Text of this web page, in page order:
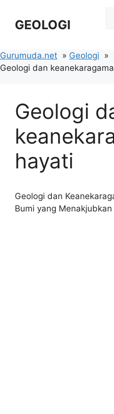
GEOLOGI
Gurumuda.net
Geologi
Geologi dan
Geologi
hayati
Geologi dan
Bumi yang Menakjubkan